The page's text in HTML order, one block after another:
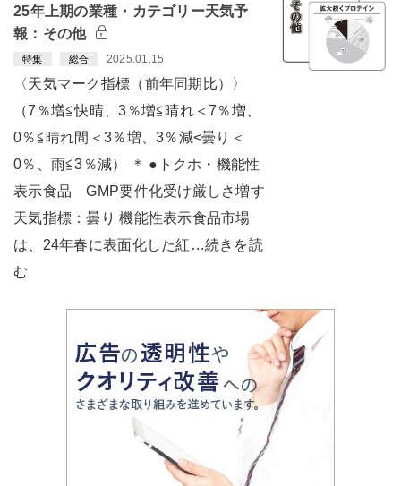
25年上期の業種・カテゴリー天気予
報：その他
特集 総合 2025.01.15
〈天気マーク指標（前年同期比）〉
（7％増≦快晴、3％増≦晴れ＜7％増、
0％≦晴れ間＜3％増、3％減<曇り＜
0％、雨≦3％減） ＊ ●トクホ・機能性
表示食品 GMP要件化受け厳しさ増す
天気指標：曇り 機能性表示食品市場
は、24年春に表面化した紅…続きを読
む